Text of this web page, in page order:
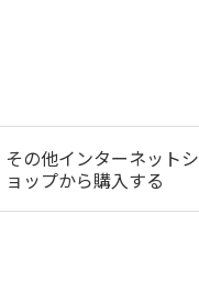
その他インターネットシ
ョップから購入する